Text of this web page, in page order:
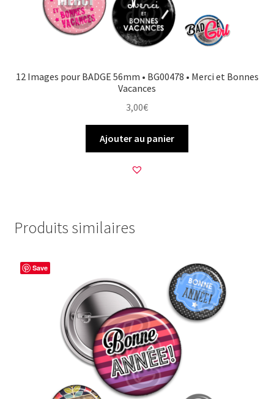
12 Images pour BADGE 56mm • BG00478 • Merci et Bonnes
Vacances
3,00€
Ajouter au panier
Produits similaires
Save